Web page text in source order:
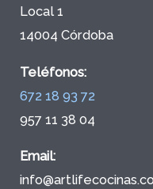
Local 1
14004 Córdoba
Teléfonos:
672 18 93 72
957 11 38 04
Email: